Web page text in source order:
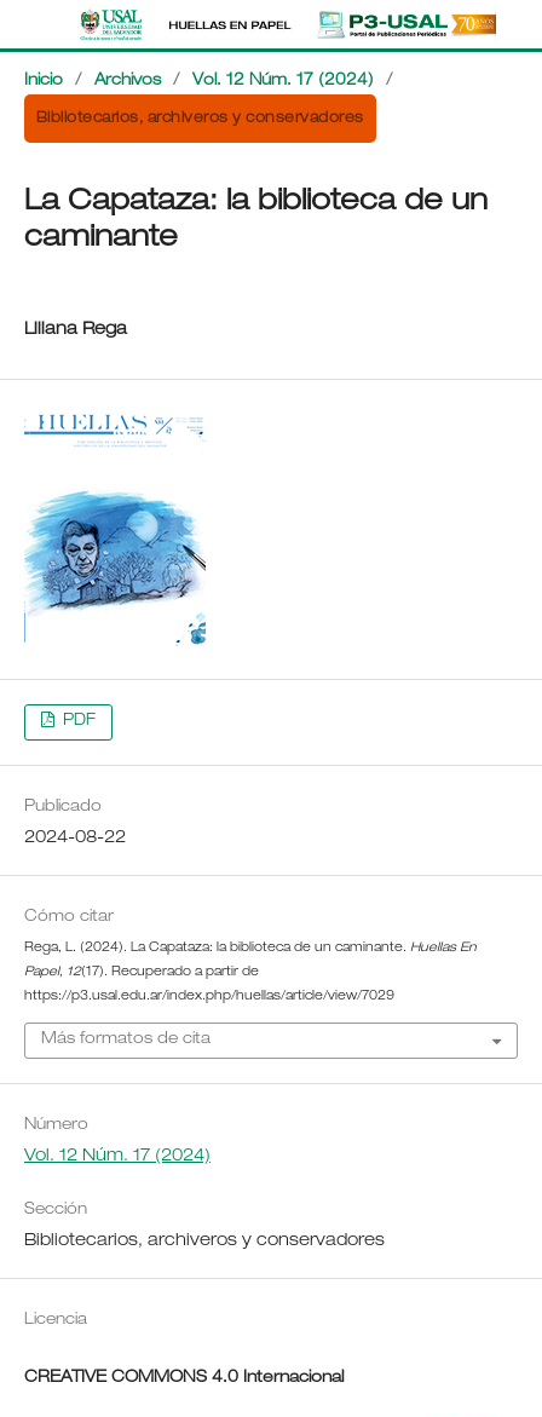
Inicio / Archivos / Vol. 12 Núm. 17 (2024) /
Bibliotecarios, archiveros y conservadores
La Capataza: la biblioteca de un
caminante
Liliana Rega
PDF
Publicado
2024-08-22
Cómo citar
Rega, L. (2024). La Capataza: la biblioteca de un caminante. Huellas En
Papel, 12(17). Recuperado a partir de
https://p3.usal.edu.ar/index.php/huellas/article/view/7029
Más formatos de cita
Número
Vol. 12 Núm. 17 (2024)
Sección
Bibliotecarios, archiveros y conservadores
Licencia
CREATIVE COMMONS 4.0 Internacional